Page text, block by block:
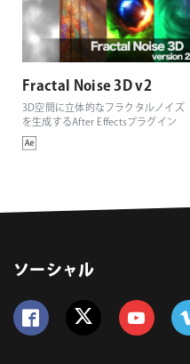
Fractal Noise 3D v2
3D空間に立体的なフラクタルノイズ
を生成するAfter Effectsプラグイン
ソーシャル